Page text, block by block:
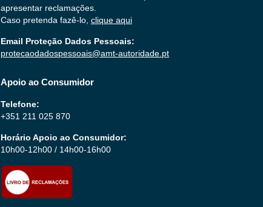
apresentar reclamações.
Caso pretenda fazê-lo, clique aqui
Email Proteção Dados Pessoais:
protecaodadospessoais@amt-autoridade.pt
Apoio ao Consumidor
Telefone:
+351 211 025 870
Horário Apoio ao Consumidor:
10h00-12h00 / 14h00-16h00